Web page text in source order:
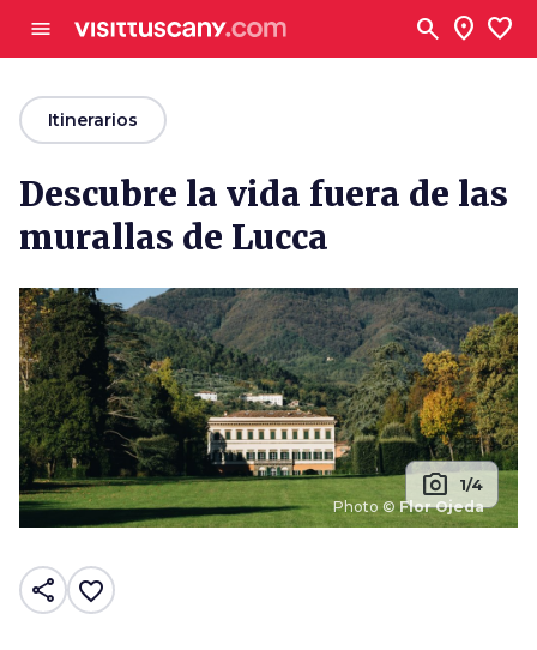
menu search location_on favorite
arrow_backItinerarios
Descubre la vida fuera de las
murallas de Lucca
Photo © Flor Ojeda
photo_camera 1/4
share favorite_border